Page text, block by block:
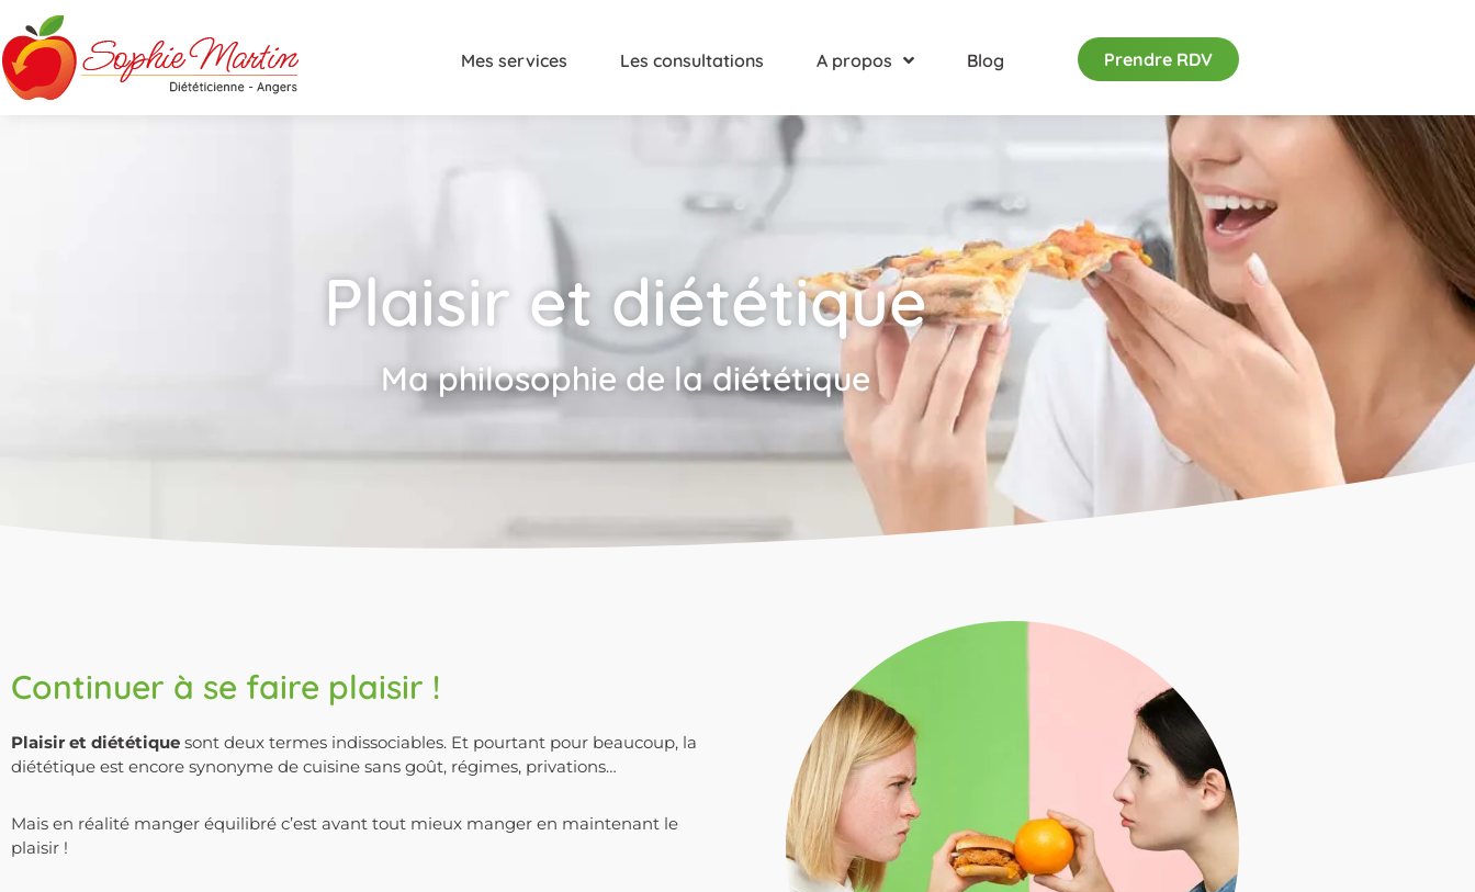
Mes services Les consultations A propos Blog Prendre RDV
Plaisir et diététique
Ma philosophie de la diététique
Continuer à se faire plaisir !
Plaisir et diététique sont deux termes indissociables. Et pourtant pour beaucoup, la
diététique est encore synonyme de cuisine sans goût, régimes, privations…
Mais en réalité manger équilibré c’est avant tout mieux manger en maintenant le
plaisir !